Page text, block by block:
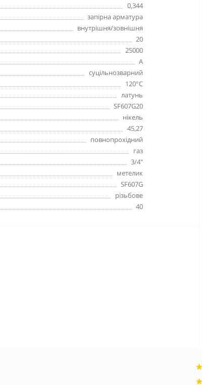
0,344
запірна арматура
внутрішня/зовнішня
20
25000
А
суцільнозварний
120°C
латунь
SF607G20
нікель
45,27
повнопрохідний
газ
3/4"
метелик
SF607G
різьбове
40